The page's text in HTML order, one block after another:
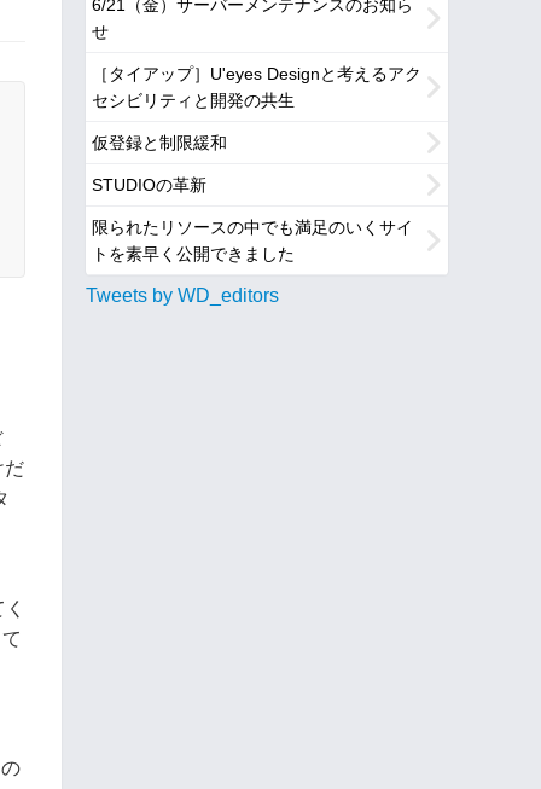
だ
6/21（金）サーバーメンテナンスのお知ら
せ
［タイアップ］U'eyes Designと考えるアク
セシビリティと開発の共生
仮登録と制限緩和
STUDIOの革新
限られたリソースの中でも満足のいくサイ
トを素早く公開できました
Tweets by WD_editors